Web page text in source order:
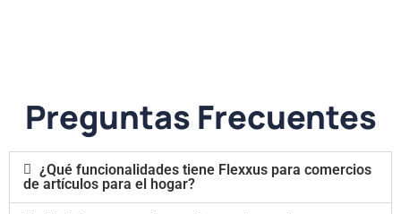
Preguntas Frecuentes
¿Qué funcionalidades tiene Flexxus para comercios
de artículos para el hogar?